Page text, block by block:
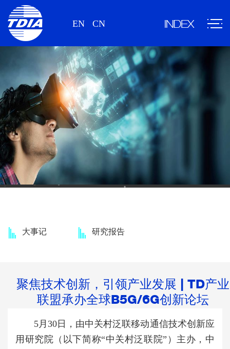
EN CN
大事记 研究报告
聚焦技术创新，引领产业发展 | TD产业
联盟承办全球B5G/6G创新论坛
5月30日，由中关村泛联移动通信技术创新应
用研究院（以下简称“中关村泛联院”）主办，中